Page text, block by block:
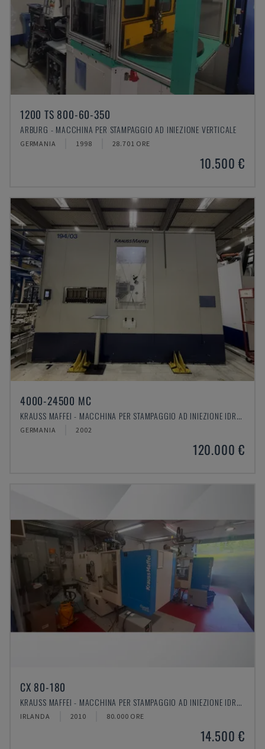
1200 TS 800-60-350
ARBURG - MACCHINA PER STAMPAGGIO AD INIEZIONE VERTICALE
GERMANIA 1998 28.701 ORE
10.500 €
4000-24500 MC
KRAUSS MAFFEI - MACCHINA PER STAMPAGGIO AD INIEZIONE IDRAULICA
GERMANIA 2002
120.000 €
CX 80-180
KRAUSS MAFFEI - MACCHINA PER STAMPAGGIO AD INIEZIONE IDRAULICA
IRLANDA 2010 80.000 ORE
14.500 €